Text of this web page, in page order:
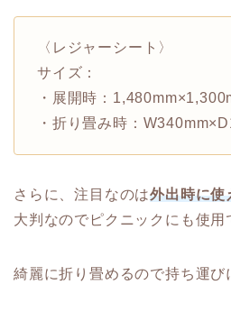
〈レジャーシート〉
サイズ：
・展開時：
・折り畳み時：
さらに、注目なのは外出時に使
大判なのでピクニックにも使用
綺麗に折り畳めるので持ち運び